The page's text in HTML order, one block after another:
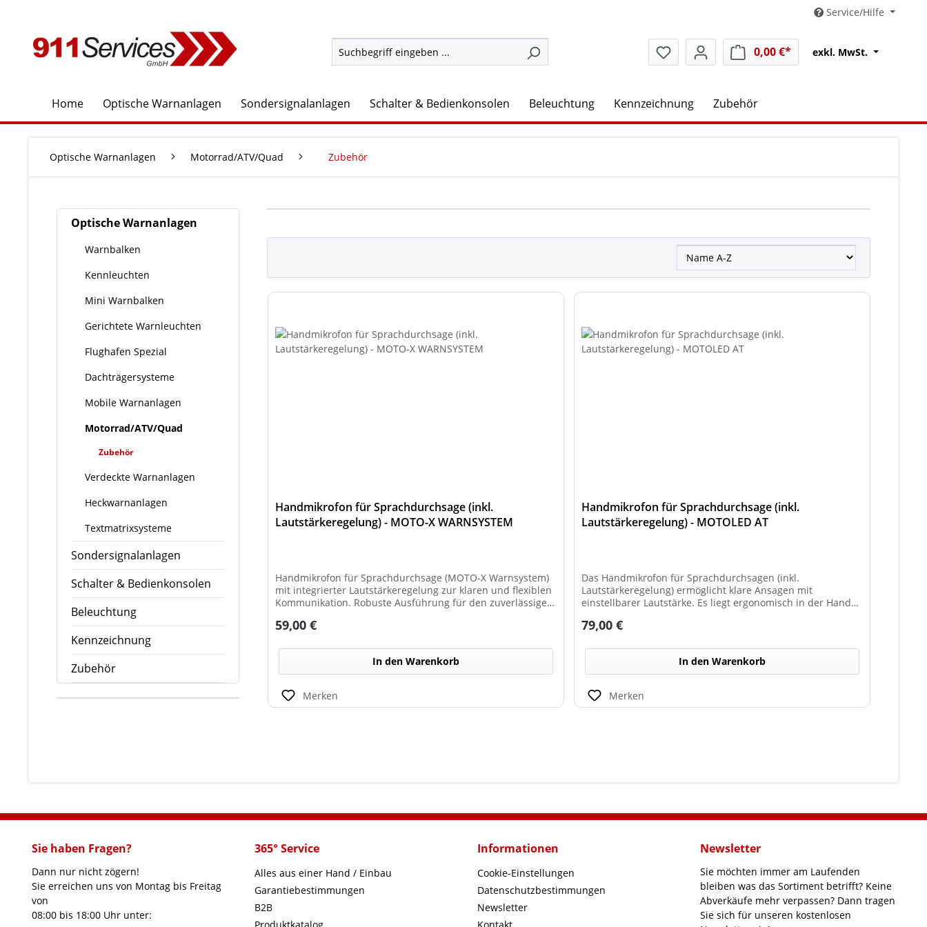
Service/Hilfe
0,00 €*Warenkorb enthält 0
exkl. MwSt.
Home Optische Warnanlagen Sondersignalanlagen Schalter & Bedienkonsolen Beleuchtung Kennzeichnung Zubehör
Optische Warnanlagen Motorrad/ATV/Quad Zubehör
Optische Warnanlagen
Warnbalken
Kennleuchten
Mini Warnbalken
Gerichtete Warnleuchten
Flughafen Spezial
Dachträgersysteme
Mobile Warnanlagen
Motorrad/ATV/Quad
Zubehör
Verdeckte Warnanlagen
Heckwarnanlagen
Textmatrixsysteme
Sondersignalanlagen
Schalter & Bedienkonsolen
Beleuchtung
Kennzeichnung
Zubehör
Handmikrofon für Sprachdurchsage (inkl.
Lautstärkeregelung) - MOTO-X WARNSYSTEM
Handmikrofon für Sprachdurchsage (MOTO-X Warnsystem)
mit integrierter Lautstärkeregelung zur klaren und flexiblen
Kommunikation. Robuste Ausführung für den zuverlässigen
Regulärer Preis:
59,00 €
In den Warenkorb
Merken
Handmikrofon für Sprachdurchsage (inkl.
Lautstärkeregelung) - MOTOLED AT
Das Handmikrofon für Sprachdurchsagen (inkl.
Lautstärkeregelung) ermöglicht klare Ansagen mit
einstellbarer Lautstärke. Es liegt ergonomisch in der Hand
schnelle Anpassung direkt am Mikrofon.
Regulärer Preis:
79,00 €
In den Warenkorb
Merken
Sie haben Fragen?
Dann nur nicht zögern!
Sie erreichen uns von Montag bis Freitag
von
08:00 bis 18:00 Uhr unter:
365° Service
Alles aus einer Hand / Einbau
Garantiebestimmungen
B2B
Informationen
Cookie-Einstellungen
Datenschutzbestimmungen
Newsletter
Newsletter
Sie möchten immer am Laufenden
bleiben was das Sortiment betrifft? Keine
Abverkäufe mehr verpassen? Dann tragen
Sie sich für unseren kostenlosen